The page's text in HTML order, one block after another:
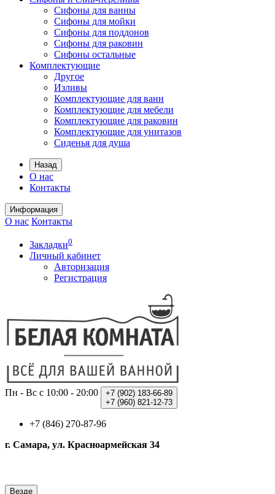
Сифоны для ванны
Сифоны для мойки
Сифоны для поддонов
Сифоны для раковин
Сифоны остальные
Комплектующие
Другое
Изливы
Комплектующие для ванн
Комплектующие для мебели
Комплектующие для раковин
Комплектующие для унитазов
Сиденья для душа
Назад
О нас
Контакты
Информация
О нас Контакты
Закладки0
Личный кабинет
Авторизация
Регистрация
Пн - Вс с 10:00 - 20:00 +7 (902) 183-66-89
+7 (960) 821-12-73
+7 (846) 270-87-96
г. Самара, ул. Красноармейская 34
Везде